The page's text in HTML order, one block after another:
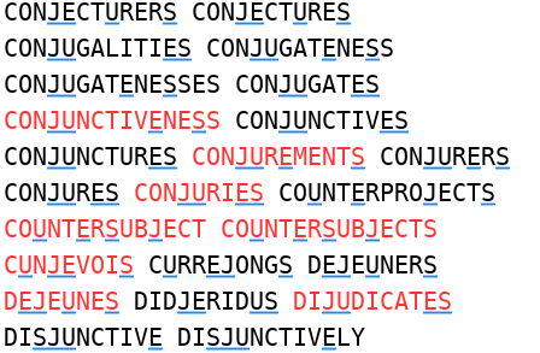
CONJECTURERS CONJECTURES
CONJUGALITIES CONJUGATENESS
CONJUGATENESSES CONJUGATES
CONJUNCTIVENESS CONJUNCTIVES
CONJUNCTURES CONJUREMENTS CONJURERS
CONJURES CONJURIES COUNTERPROJECTS
COUNTERSUBJECT COUNTERSUBJECTS
CUNJEVOIS CURREJONGS DEJEUNERS
DEJEUNES DIDJERIDUS DIJUDICATES
DISJUNCTIVE DISJUNCTIVELY